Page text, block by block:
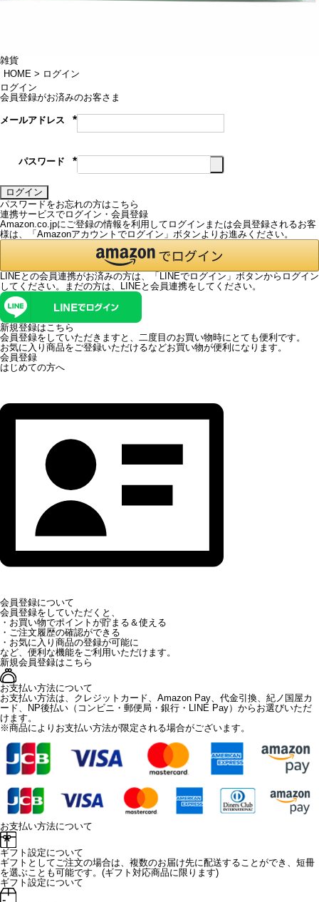
雑貨
HOME
ログイン
ログイン
会員登録がお済みのお客さま
メールアドレス
(必
パスワード
(必
ログイン
パスワードをお忘れの方はこちら
連携サービスでログイン・会員登録
Amazon.co.jpにご登録の情報を利用してログインまたは会員登録されるお客
様は、「Amazonアカウントでログイン」ボタンよりお進みください。
LINEとの会員連携がお済みの方は、「LINEでログイン」ボタンからログイン
してください。まだの方は、
LINEと会員連携をしてください。
新規登録はこちら
会員登録をしていただきますと、二度目のお買い物時にとても便利です。
お気に入り商品をご登録いただけるなどお買い物が便利になります。
会員登録
はじめての方へ
会員登録について
会員登録をしていただくと、
・お買い物でポイントが貯まる＆使える
・ご注文履歴の確認ができる
・お気に入り商品の登録が可能に
など、便利な機能をご利用いただけます。
新規会員登録はこちら
お支払い方法について
お支払い方法は、クレジットカード、Amazon Pay、代金引換、紀ノ国屋カ
ード、NP後払い（コンビニ・郵便局・銀行・LINE Pay）からお選びいただ
けます。
※商品によりお支払い方法が限定される場合がございます。
お支払い方法について
ギフト設定について
ギフトとしてご注文の場合は、複数のお届け先に配送することができ、短冊
を選ぶことも可能です。(ギフト対応商品に限ります)
ギフト設定について